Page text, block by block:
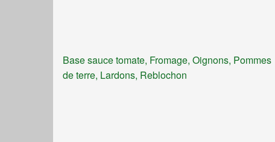
Base sauce tomate, Fromage, Oignons, Pommes
de terre, Lardons, Reblochon